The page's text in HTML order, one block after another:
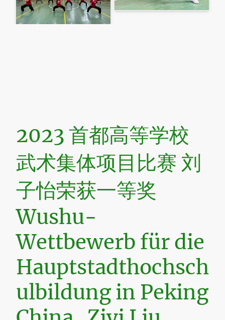
2023 首都高等学校
武术集体项目比赛 刘
子怡荣获一等奖
Wushu-
Wettbewerb für die
Hauptstadthochsch
ulbildung in Peking